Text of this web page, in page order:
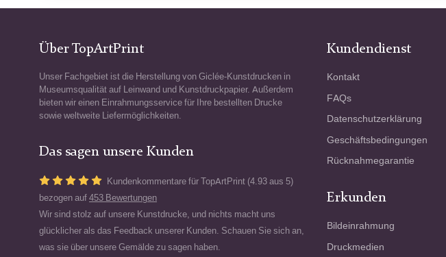
Über TopArtPrint
Unser Fachgebiet ist die Herstellung von Giclée-Kunstdrucken in
Museumsqualität auf Leinwand und Kunstdruckpapier. Außerdem
bieten wir einen Einrahmungsservice für Ihre bestellten Drucke
sowie weltweite Liefermöglichkeiten.
Das sagen unsere Kunden
Kundenkommentare für TopArtPrint (4.93 aus 5)
bezogen auf 453 Bewertungen
Wir sind stolz auf unsere Kunstdrucke, und nichts macht uns
glücklicher als das Feedback unserer Kunden. Schauen Sie sich an,
was sie über unsere Gemälde zu sagen haben.
Kundendienst
Kontakt
FAQs
Datenschutzerklärung
Geschäftsbedingungen
Rücknahmegarantie
Erkunden
Bildeinrahmung
Druckmedien